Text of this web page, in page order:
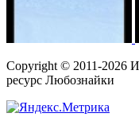
Copyright © 2011-2026
ресурс Любознайки